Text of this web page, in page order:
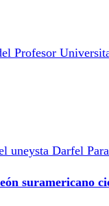
suramericano